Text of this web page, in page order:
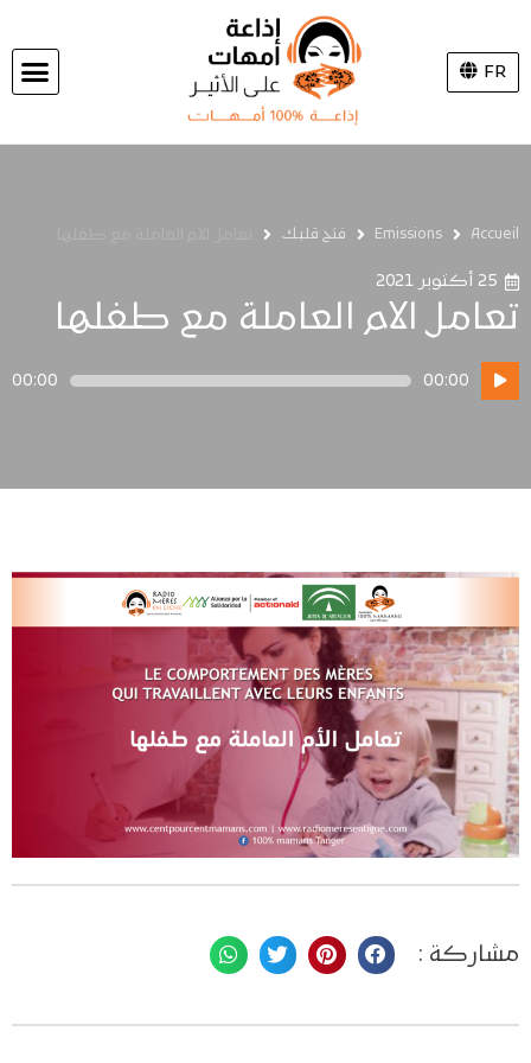
FR
Accueil
Emissions فتح قلبك
25 أكتوبر 2021
تعامل الام العاملة مع طفلها
مشغل
الصوت
00:00
00:00
مشاركة :